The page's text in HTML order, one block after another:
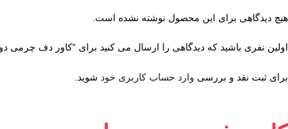
هیچ دیدگاهی برای این محصول نوشته نشده است.
اولین نفری باشید که دیدگاهی را ارسال می کنید برای “کاور دف چرمی
برای ثبت نقد و بررسی وارد حساب کاربری خود شوید.